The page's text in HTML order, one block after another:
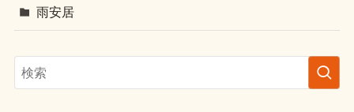
雨安居